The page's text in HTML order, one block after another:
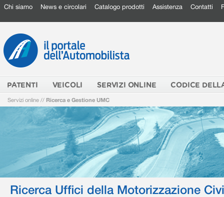
Chi siamo News e circolari Catalogo prodotti Assistenza Contatti
PATENTI VEICOLI SERVIZI ONLINE CODICE
Servizi online // Ricerca e Gestione UMC
Ricerca Uffici della Motorizzazione